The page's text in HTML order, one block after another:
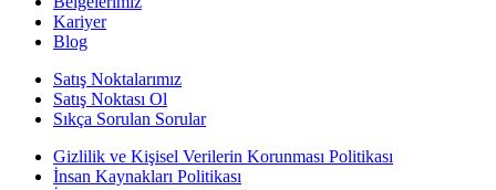
Kariyer
Blog
Satış Noktalarımız
Satış Noktası Ol
Sıkça Sorulan Sorular
Gizlilik ve Kişisel Verilerin Korunması Politikası
İnsan Kaynakları Politikası